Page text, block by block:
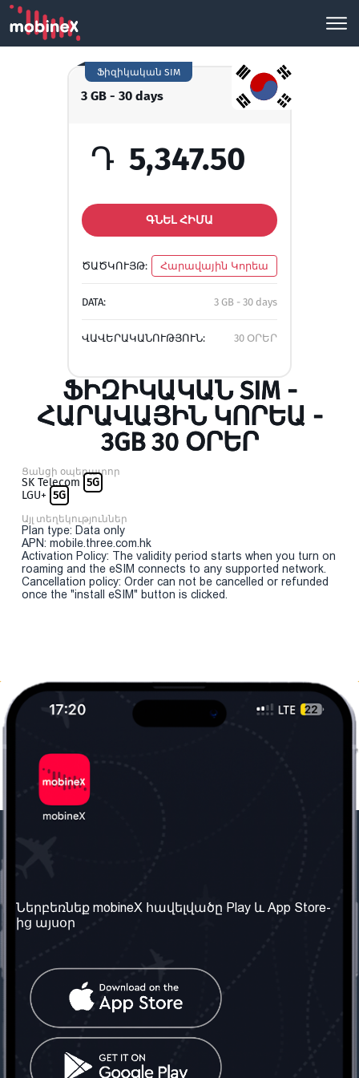
3 GB - 30 days
Ֆիզիկական SIM
Դ 5,347.50
ԳՆԵԼ ՀԻՄԱ
ԾԱԾԿՈՒՅԹ: Հարավային Կորեա
DATA: 3 GB - 30 days
ՎԱՎԵՐԱԿԱՆՈՒԹՅՈՒՆ: 30 ՕՐԵՐ
ՖԻԶԻԿԱԿԱՆ SIM -
ՀԱՐԱՎԱՅԻՆ ԿՈՐԵԱ -
3GB 30 ՕՐԵՐ
Ցանցի օպերատոր
SK Telecom 5G
LGU+ 5G
Այլ տեղեկություններ
Plan type: Data only
APN: mobile.three.com.hk
Activation Policy: The validity period starts when you turn on
roaming and the eSIM connects to any supported network.
Cancellation policy: Order can not be cancelled or refunded
once the "install eSIM" button is clicked.
Մեր մասին
Մեր ծառայությունները
Պայմաններ և դրույթներ
Հաճախ տրվող հարցեր
Կապ մեզ հետ
Միացյալ
Թագավորություն: Մենք
Տարածել
սոցիալական
ցանցում
Ներբեռնեք mobineX հավելվածը Play և App Store-
ից այսօր